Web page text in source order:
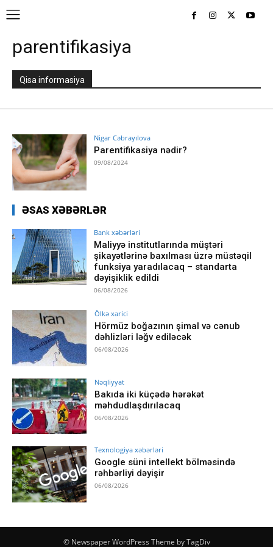
parentifikasiya
Qisa informasiya
Nigar Cəbrayılova
Parentifikasiya nədir?
09/08/2024
ƏSAS XƏBƏRLƏR
Bank xəbərləri
Maliyyə institutlarında müştəri
şikayətlərinə baxılması üzrə müstəqil
funksiya yaradılacaq – standarta
dəyişiklik edildi
06/08/2026
Ölkə xarici
Hörmüz boğazının şimal və cənub
dəhlizləri ləğv ediləcək
06/08/2026
Nəqliyyat
Bakıda iki küçədə hərəkət
məhdudlaşdırılacaq
06/08/2026
Texnologiya xəbərləri
Google süni intellekt bölməsində
rəhbərliyi dəyişir
06/08/2026
© Newspaper WordPress Theme by TagDiv